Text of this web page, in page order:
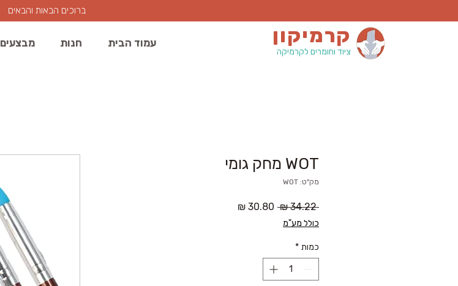
עמוד הבית חנות מבצעים קרמיקון
ציוד וחומרים לקרמיקה
ברוכים הבאות והבאים
WOT מחק גומי
מק"ט: WOT
‏34.22 ‏₪
מחיר
כולל מע"מ
כמות *